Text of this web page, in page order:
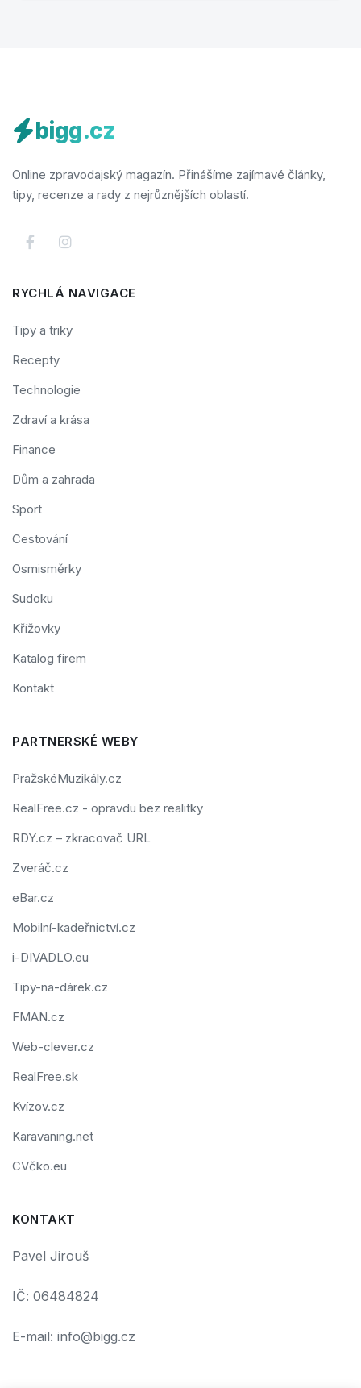
bigg.cz
Online zpravodajský magazín. Přinášíme zajímavé články,
tipy, recenze a rady z nejrůznějších oblastí.
RYCHLÁ NAVIGACE
Tipy a triky
Recepty
Technologie
Zdraví a krása
Finance
Dům a zahrada
Sport
Cestování
Osmisměrky
Sudoku
Křížovky
Katalog firem
Kontakt
PARTNERSKÉ WEBY
PražskéMuzikály.cz
RealFree.cz - opravdu bez realitky
RDY.cz – zkracovač URL
Zveráč.cz
eBar.cz
Mobilní-kadeřnictví.cz
i-DIVADLO.eu
Tipy-na-dárek.cz
FMAN.cz
Web-clever.cz
RealFree.sk
Kvízov.cz
Karavaning.net
CVčko.eu
KONTAKT
Pavel Jirouš
IČ: 06484824
E-mail: info@bigg.cz